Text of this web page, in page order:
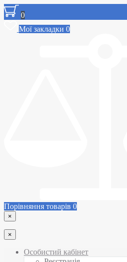
0
Мої закладки 0
Порівняння товарів 0
×
×
Особистий кабінет